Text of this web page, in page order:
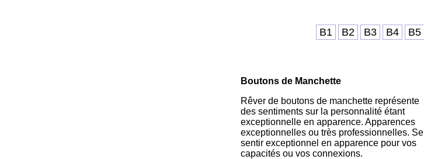
B1 B2 B3 B4 B5
Boutons de Manchette
Rêver de boutons de manchette représente
des sentiments sur la personnalité étant
exceptionnelle en apparence. Apparences
exceptionnelles ou très professionnelles. Se
sentir exceptionnel en apparence pour vos
capacités ou vos connexions.